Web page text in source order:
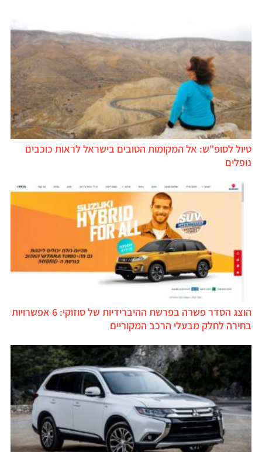
טיול לסופ"ש: אל המקומות הטובים בישראל לראות כוכבים
נופלים
הוצג הסדר פשרה בפרשת ההיברידיות של סוזוקי: 6 אפשרויות
בחירה לחלק מבעלי הרכב המקוריים